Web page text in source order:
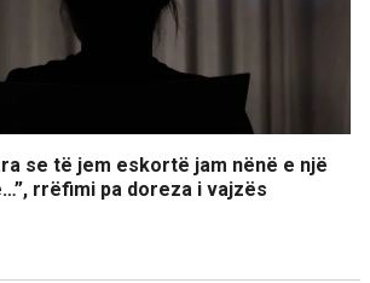
se të jem eskortë jam nënë e një
rrëfimi pa doreza i vajzës